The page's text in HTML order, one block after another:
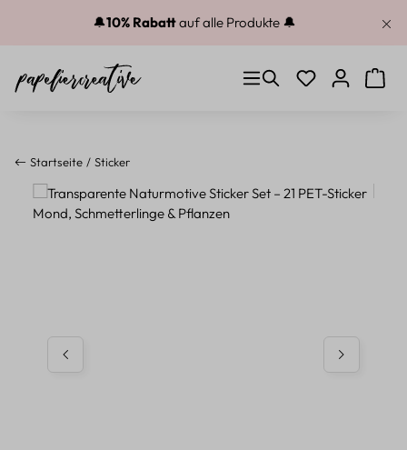
Zum Hauptinhalt springen
🔔10% Rabattauf alle Produkte 🔔
Du hast 0
Startseite Sticker
Bildergalerie überspringen